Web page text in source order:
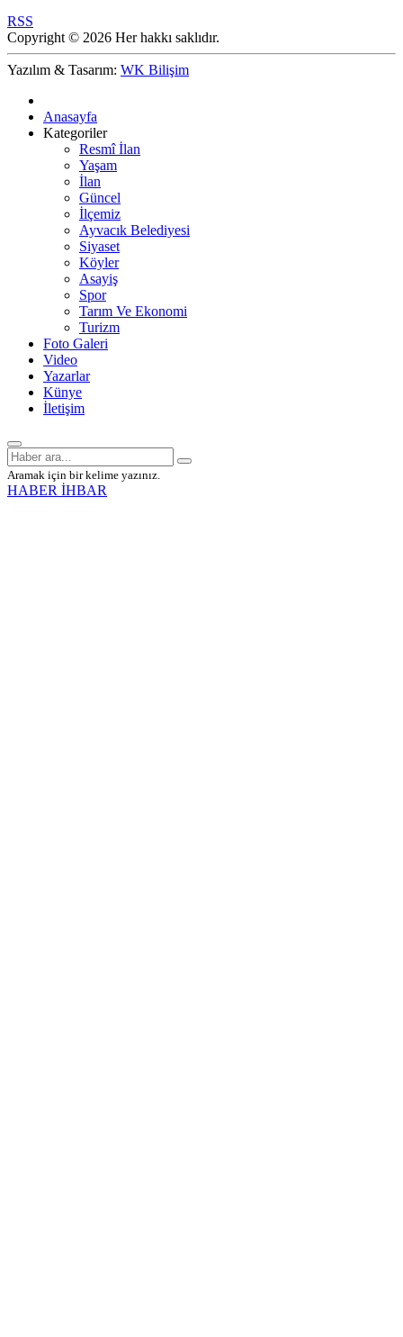
RSS
Copyright © 2026 Her hakkı saklıdır.
Yazılım & Tasarım: WK Bilişim
Anasayfa
Kategoriler
Resmî İlan
Yaşam
İlan
Güncel
İlçemiz
Ayvacık Belediyesi
Siyaset
Köyler
Asayiş
Spor
Tarım Ve Ekonomi
Turizm
Foto Galeri
Video
Yazarlar
Künye
İletişim
Aramak için bir kelime yazınız.
HABER İHBAR